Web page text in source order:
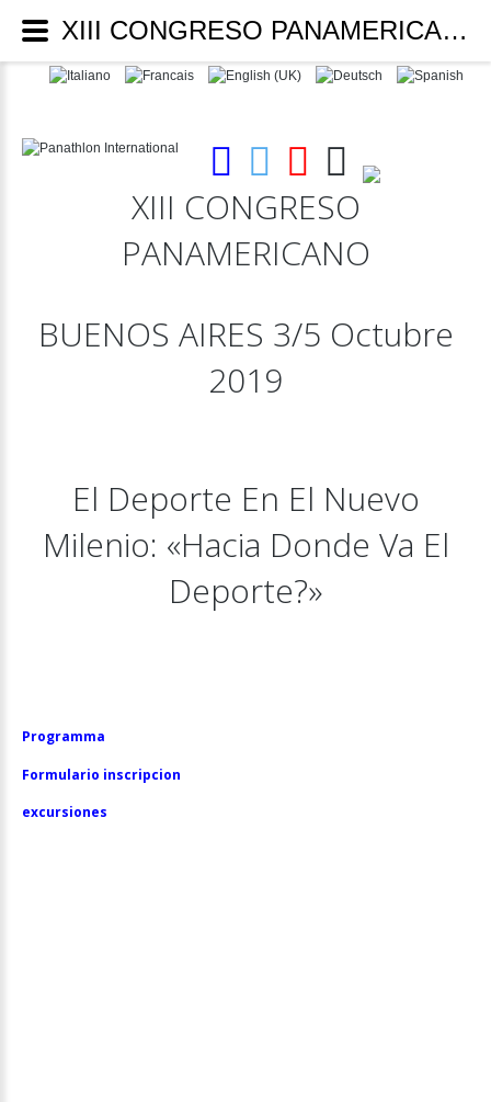
XIII CONGRESO
PANAMERICANO
BUENOS AIRES 3/5 Octubre
2019
El Deporte En El Nuevo
Milenio: «Hacia Donde Va El
Deporte?»
Programma
Formulario inscripcion
excursiones
XIII CONGRESO PANAMERICANO - Panathlon International